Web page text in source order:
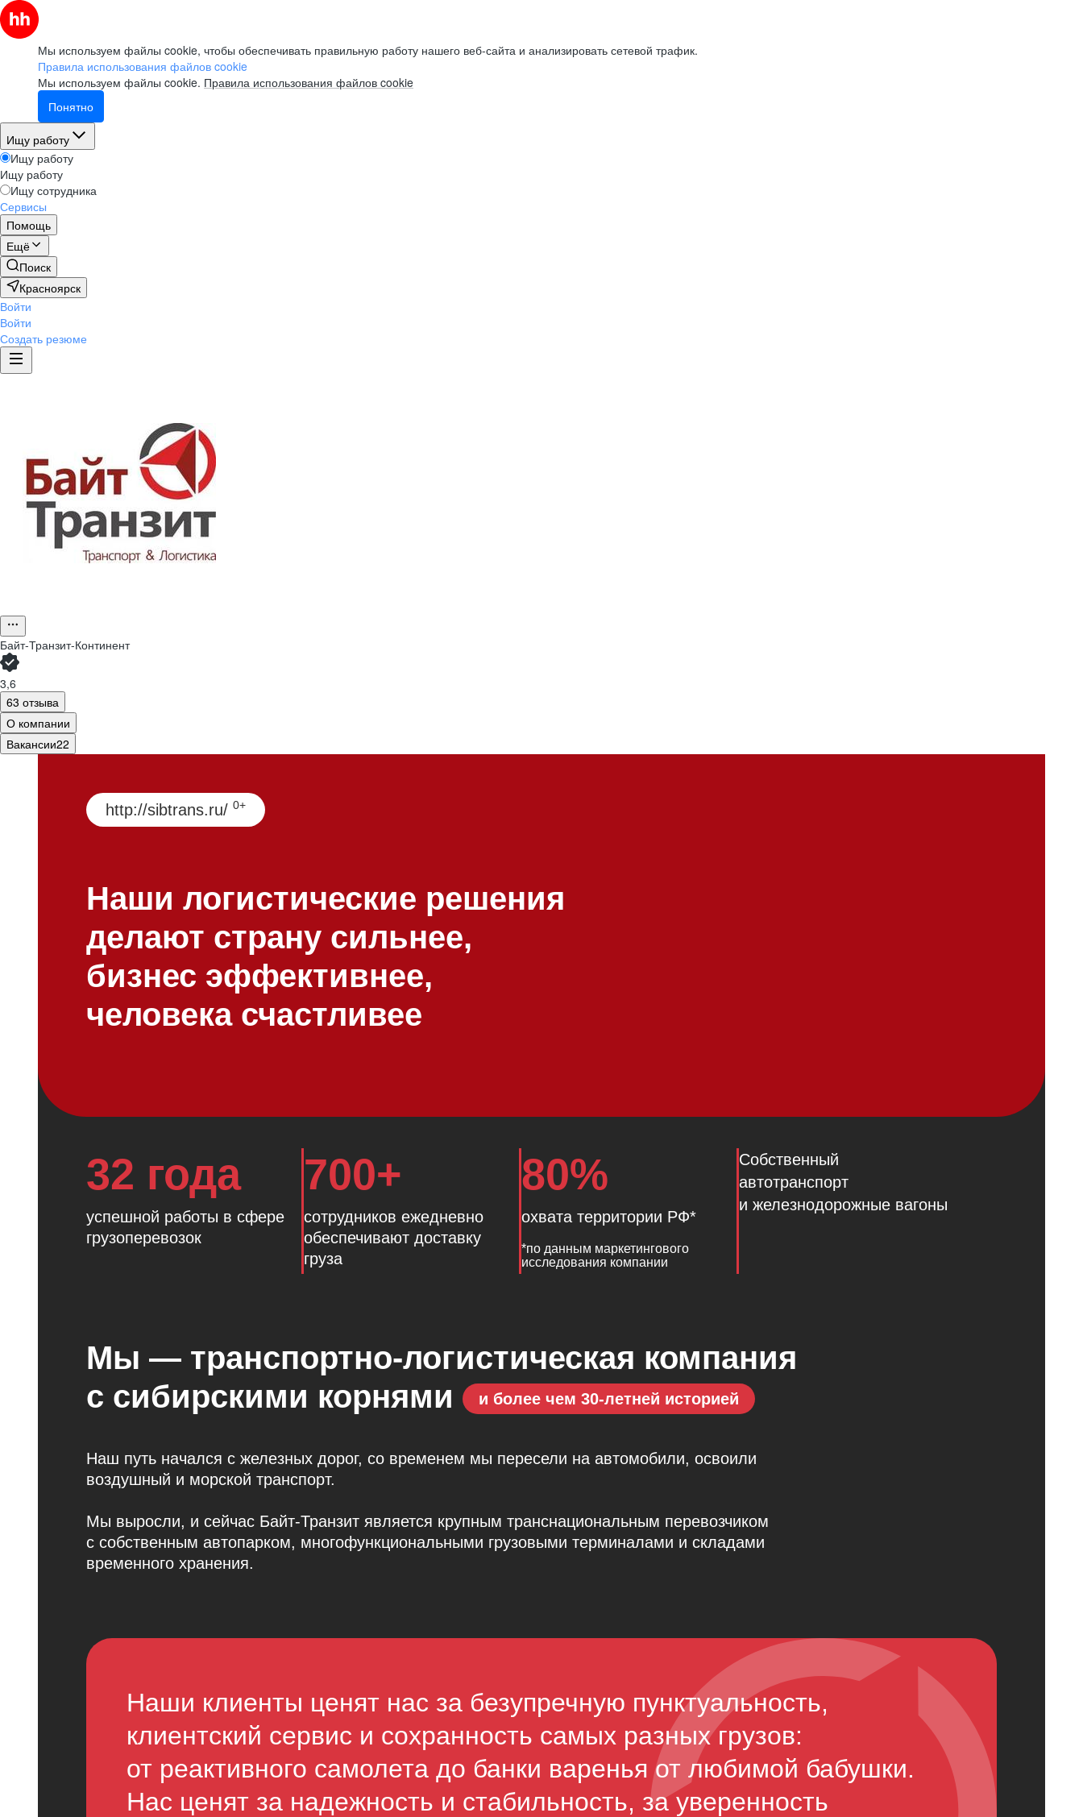
Мы используем файлы cookie, чтобы обеспечивать правильную работу нашего веб-сайта и анализировать сетевой трафик.
Правила использования файлов cookie
Мы используем файлы cookie. Правила использования файлов cookie
Понятно
Ищу работу
Ищу работу
Ищу работу
Ищу сотрудника
Сервисы
Помощь
Ещё
Поиск
Красноярск
Войти
Войти
Создать резюме
Байт-Транзит-Континент
3,6
63 отзыва
О компании
Вакансии22
http://sibtrans.ru/ 0+
Наши логистические решения
делают страну сильнее,
бизнес эффективнее,
человека счастливее
32 года
успешной работы в сфере
грузоперевозок
700+
сотрудников ежедневно
обеспечивают доставку
груза
80%
охвата территории РФ*
*по данным маркетингового
исследования компании
Собственный
автотранспорт
и железнодорожные вагоны
Мы — транспортно-логистическая компания
с сибирскими корнями
и более чем 30-летней историей
Наш путь начался с железных дорог, со временем мы пересели на автомобили, освоили
воздушный и морской транспорт.
Мы выросли, и сейчас Байт‑Транзит является крупным транснациональным перевозчиком
с собственным автопарком, многофункциональными грузовыми терминалами и складами
временного хранения.
Наши клиенты ценят нас за безупречную пунктуальность,
клиентский сервис и сохранность самых разных грузов:
от реактивного самолета до банки варенья от любимой бабушки.
Нас ценят за надежность и стабильность, за уверенность